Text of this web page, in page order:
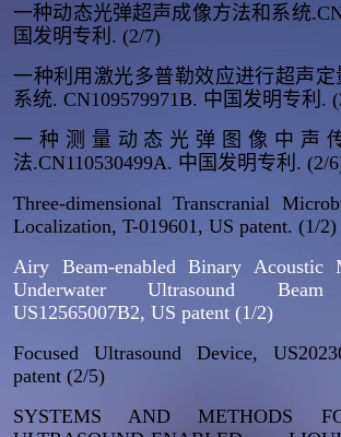
一种动态光弹超声成像方法和系统
国发明专利. (2/7)
一种利用激光多普勒效应进行超声定
系统. CN109579971B. 中国发明专利.
一种测量动态光弹图像中声
法.CN110530499A. 中国发明专利. (2/
Three-dimensional Transcranial
Localization, T-019601, US patent. (1/2)
Airy Beam-enabled Binary Acoustic
Underwater Ultrasound Beam
US12565007B2, US patent (1/2)
Focused Ultrasound Device,
patent (2/5)
SYSTEMS AND METHODS